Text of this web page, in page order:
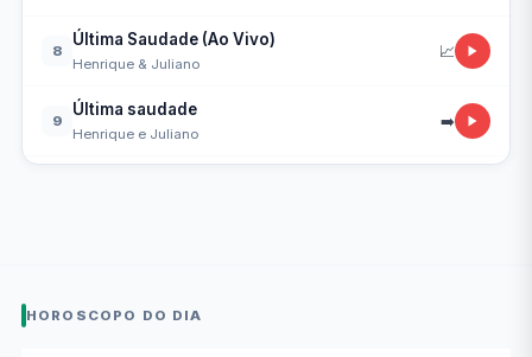
8
Última Saudade (Ao Vivo)
Henrique & Juliano
📈
9
Última saudade
Henrique e Juliano
➡️
HOROSCOPO DO DIA